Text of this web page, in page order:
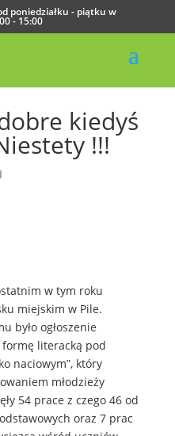
poniedziałku - piątku w
- 15:00
kiedyś
!!!
w tym roku
miejskim w Pile.
było ogłoszenie
literacką pod
naciowym”, który
młodzieży
54 prace z czego 46 od
oraz 7 prac